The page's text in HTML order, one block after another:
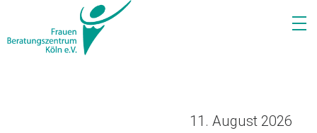
11. August 2026